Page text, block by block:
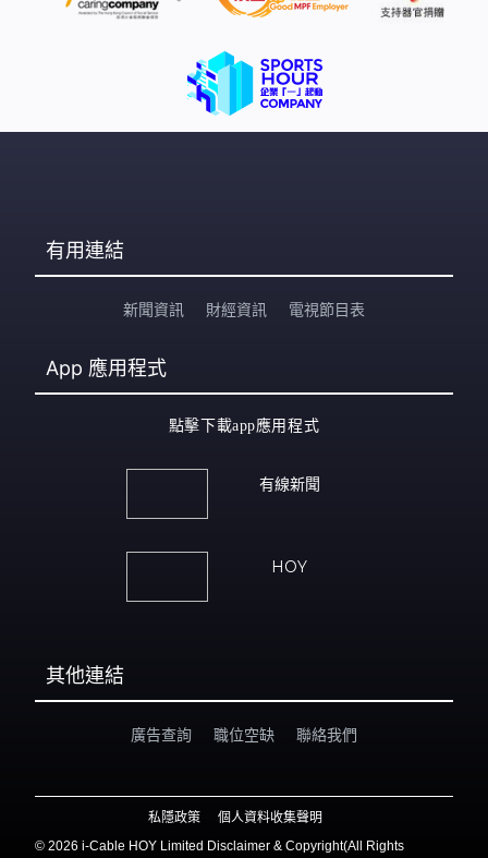
有用連結
新聞資訊 財經資訊 電視節目表
App 應用程式
點擊下載app應用程式
有線新聞
HOY
其他連結
廣告查詢 職位空缺 聯絡我們
私隱政策
個人資料收集聲明
© 2026 i-Cable HOY Limited Disclaimer & Copyright(All Rights